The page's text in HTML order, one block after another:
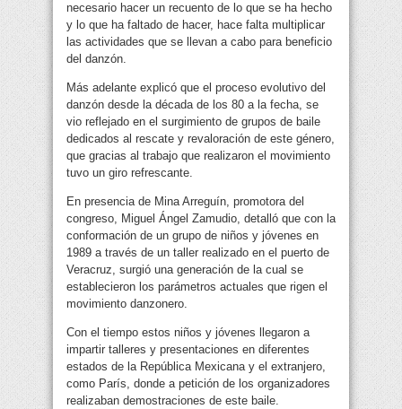
necesario hacer un recuento de lo que se ha hecho
y lo que ha faltado de hacer, hace falta multiplicar
las actividades que se llevan a cabo para beneficio
del danzón.
Más adelante explicó que el proceso evolutivo del
danzón desde la década de los 80 a la fecha, se
vio reflejado en el surgimiento de grupos de baile
dedicados al rescate y revaloración de este género,
que gracias al trabajo que realizaron el movimiento
tuvo un giro refrescante.
En presencia de Mina Arreguín, promotora del
congreso, Miguel Ángel Zamudio, detalló que con la
conformación de un grupo de niños y jóvenes en
1989 a través de un taller realizado en el puerto de
Veracruz, surgió una generación de la cual se
establecieron los parámetros actuales que rigen el
movimiento danzonero.
Con el tiempo estos niños y jóvenes llegaron a
impartir talleres y presentaciones en diferentes
estados de la República Mexicana y el extranjero,
como París, donde a petición de los organizadores
realizaban demostraciones de este baile.